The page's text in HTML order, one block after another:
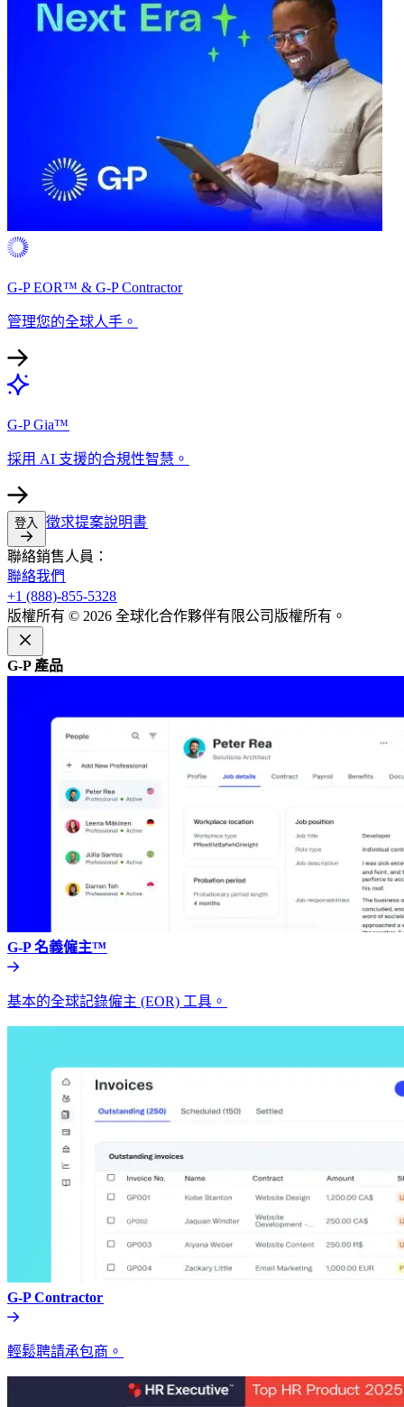
G-P EOR™ & G-P Contractor​​
管理您的全球人手。​​
G-P Gia™​​
採用 AI 支援的合規性智慧。​​
登入​​ 徵求提案說明書​​
聯絡銷售人員：​​
聯絡我們​​
+1 (888)-855-5328​​
版權所有 © 2026 全球化合作夥伴有限公司版權所有。​​
G-P 產品​​
G-P 名義僱主™​​
基本的全球記錄僱主 (EOR) 工具。​​
G-P Contractor​​
輕鬆聘請承包商。​​